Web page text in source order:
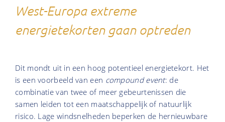
West-Europa extreme
energietekorten gaan optreden
Dit mondt uit in een hoog potentieel energietekort. Het
is een voorbeeld van een compound event: de
combinatie van twee of meer gebeurtenissen die
samen leiden tot een maatschappelijk of natuurlijk
risico. Lage windsnelheden beperken de hernieuwbare